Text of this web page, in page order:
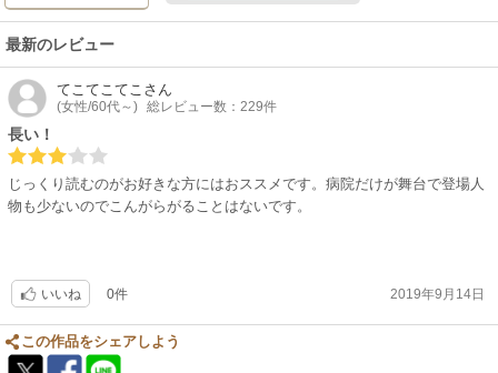
最新のレビュー
てこてこてこ さん
(女性/60代～) 総レビュー数：229件
長い！
じっくり読むのがお好きな方にはおススメです。病院だけが舞台で登場人
物も少ないのでこんがらがることはないです。
いいね 0件 2019年9月14日
この作品をシェアしよう